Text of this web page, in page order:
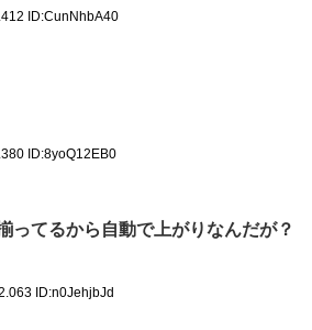
ID:CunNhbA40
ID:8yoQ12EB0
ってるから自動で上がりなんだが？
ID:n0JehjbJd